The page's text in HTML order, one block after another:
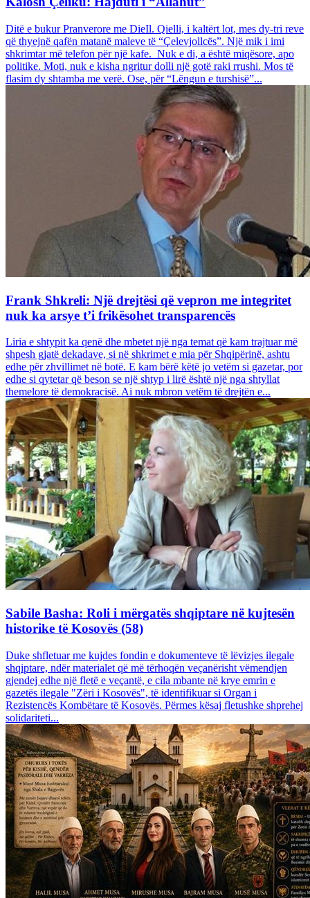
Ditë e bukur Pranverore me DieIl. Qielli, i kaltërt lot, mes dy-tri reve
që thyejnë qafën matanë maleve të “Çelevjollcës”. Një mik i imi
shkrimtar më telefon për një kafe. Nuk e di, a është miqësore, apo
politike. Moti, nuk e kisha ngritur dolli një gotë raki rrushi. Mos të
flasim dy shtamba me verë. Ose, për “Lëngun e turshisë”...
Frank Shkreli: Një drejtësi që vepron me integritet
nuk ka arsye t’i frikësohet transparencës
Liria e shtypit ka qenë dhe mbetet një nga temat që kam trajtuar më
shpesh gjatë dekadave, si në shkrimet e mia për Shqipërinë, ashtu
edhe për zhvillimet në botë. E kam bërë këtë jo vetëm si gazetar, por
edhe si qytetar që beson se një shtyp i lirë është një nga shtyllat
themelore të demokracisë. Ai nuk mbron vetëm të drejtën e...
Sabile Basha: Roli i mërgatës shqiptare në kujtesën
historike të Kosovës (58)
Duke shfletuar me kujdes fondin e dokumenteve të lëvizjes ilegale
shqiptare, ndër materialet që më tërhoqën veçanërisht vëmendjen
gjendej edhe një fletë e veçantë, e cila mbante në krye emrin e
gazetës ilegale "Zëri i Kosovës", të identifikuar si Organ i
Rezistencës Kombëtare të Kosovës. Përmes kësaj fletushke shprehej
solidariteti...